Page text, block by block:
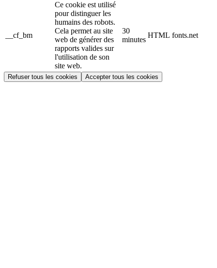
__cf_bm
Ce cookie est utilisé
pour distinguer les
humains des robots.
Cela permet au site
web de générer des
rapports valides sur
l'utilisation de son
site web.
30
minutes
HTML fonts.net
Refuser tous les cookies Accepter tous les cookies